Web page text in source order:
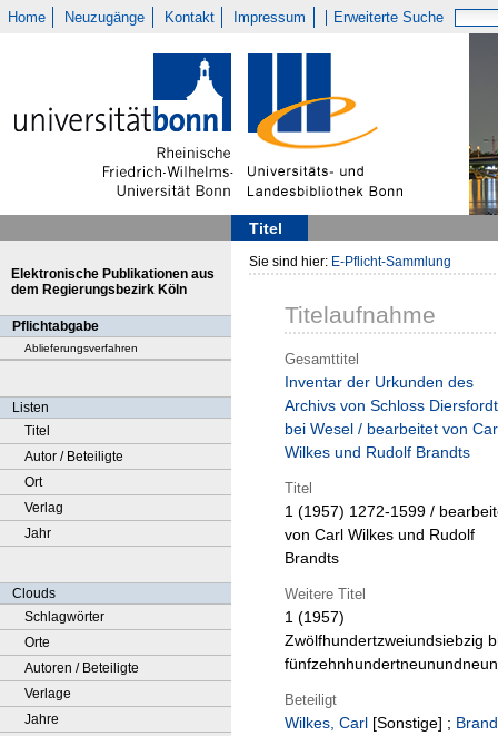
Home Neuzugänge Kontakt Impressum Erweiterte Suche
Titel
Elektronische Publikationen aus
dem Regierungsbezirk Köln
Pflichtabgabe
Ablieferungsverfahren
Listen
Titel
Autor / Beteiligte
Ort
Verlag
Jahr
Clouds
Schlagwörter
Orte
Autoren / Beteiligte
Verlage
Jahre
Sie sind hier: E-Pflicht-Sammlung
Titelaufnahme
Gesamttitel
Inventar der Urkunden des
Archivs von Schloss Diersfordt
bei Wesel / bearbeitet von
Wilkes und Rudolf Brandts
Titel
1 (1957) 1272-1599 /
von Carl Wilkes und Rudolf
Brandts
Weitere Titel
1 (1957)
Zwölfhundertzweiundsiebzig
Beteiligt
Wilkes, Carl [Sonstige] ;